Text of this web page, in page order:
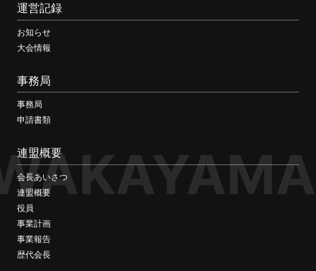
運営記録
お知らせ
大会情報
事務局
事務局
申請書類
連盟概要
会長あいさつ
連盟概要
役員
事業計画
事業報告
歴代会長